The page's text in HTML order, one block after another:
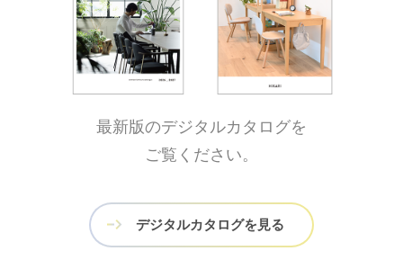
最新版のデジタルカタログを
ご覧ください。
デジタルカタログを見る